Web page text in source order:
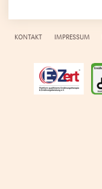
KONTAKT IMPRESSUM